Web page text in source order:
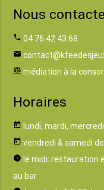
Nous
phone 04 76 42 43 68
email
balance médiation à la
Horaires
today lundi, mardi,
today vendredi & samedi
watch_later le midi: restauration
au bar